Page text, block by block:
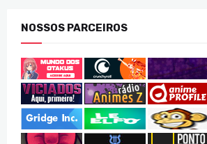
NOSSOS PARCEIROS